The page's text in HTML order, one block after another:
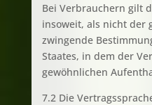
Bei Verbrauchern gilt
insoweit, als nicht der
zwingende
Staates, in dem der
gewöhnlichen
7.2 Die